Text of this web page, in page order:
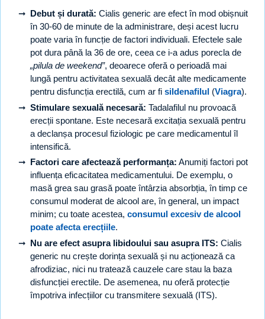
Debut și durată: Cialis generic are efect în mod obișnuit
în 30-60 de minute de la administrare, deși acest lucru
poate varia în funcție de factori individuali. Efectele sale
pot dura până la 36 de ore, ceea ce i-a adus porecla de
„pilula de weekend”, deoarece oferă o perioadă mai
lungă pentru activitatea sexuală decât alte medicamente
pentru disfuncția erectilă, cum ar fi sildenafilul (Viagra).
Stimulare sexuală necesară: Tadalafilul nu provoacă
erecții spontane. Este necesară excitația sexuală pentru
a declanșa procesul fiziologic pe care medicamentul îl
intensifică.
Factori care afectează performanța: Anumiți factori pot
influența eficacitatea medicamentului. De exemplu, o
masă grea sau grasă poate întârzia absorbția, în timp ce
consumul moderat de alcool are, în general, un impact
minim; cu toate acestea, consumul excesiv de alcool
poate afecta erecțiile.
Nu are efect asupra libidoului sau asupra ITS: Cialis
generic nu crește dorința sexuală și nu acționează ca
afrodiziac, nici nu tratează cauzele care stau la baza
disfuncției erectile. De asemenea, nu oferă protecție
împotriva infecțiilor cu transmitere sexuală (ITS).